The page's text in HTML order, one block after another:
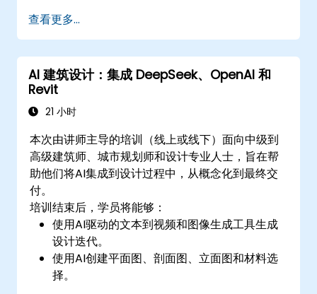
查看更多...
AI 建筑设计：集成 DeepSeek、OpenAI 和
Revit
21 小时
本次由讲师主导的培训（线上或线下）面向中级到
高级建筑师、城市规划师和设计专业人士，旨在帮
助他们将AI集成到设计过程中，从概念化到最终交
付。
培训结束后，学员将能够：
使用AI驱动的文本到视频和图像生成工具生成
设计迭代。
使用AI创建平面图、剖面图、立面图和材料选
择。